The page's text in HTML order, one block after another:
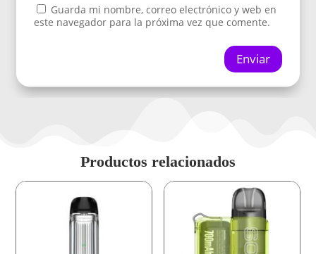
Guarda mi nombre, correo electrónico y web en
este navegador para la próxima vez que comente.
Enviar
Productos relacionados